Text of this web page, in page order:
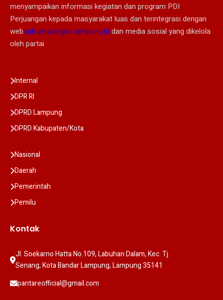
menyampaikan informasi kegiatan dan program PDI
Perjuangan kepada masyarakat luas dan terintegrasi dengan
web pdi perjuangan lampung.id dan media sosial yang dikelola
oleh partai
Internal
DPR RI
DPRD Lampung
DPRD Kabupaten/Kota
Nasional
Daerah
Pemerintah
Pemilu
Kontak
Jl. Soekarno Hatta No.109, Labuhan Dalam, Kec. Tj.
Senang, Kota Bandar Lampung, Lampung 35141
pantareofficial@gmail.com